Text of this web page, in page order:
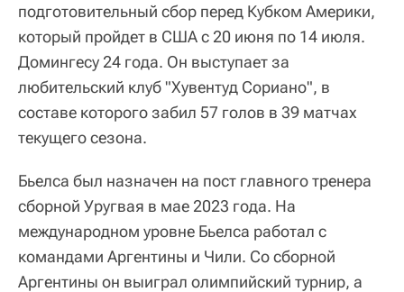
подготовительный сбор перед Кубком Америки,
который пройдет в США с 20 июня по 14 июля.
Домингесу 24 года. Он выступает за
любительский клуб "Хувентуд Сориано", в
составе которого забил 57 голов в 39 матчах
текущего сезона.
Бьелса был назначен на пост главного тренера
сборной Уругвая в мае 2023 года. На
международном уровне Бьелса работал с
командами Аргентины и Чили. Со сборной
Аргентины он выиграл олимпийский турнир, а